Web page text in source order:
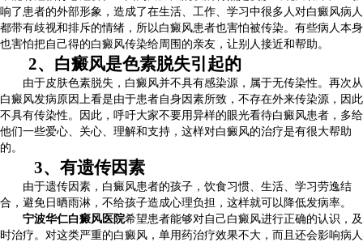
响了患者的外部形象，造成了在生活、工作、学习中很多人对白癜风病人
都带有歧视和排斥的情绪，所以白癜风患者也害怕被传染。有些病人本身
也害怕把自己得的白癜风传染给周围的亲友，让别人接近和帮助。
2、白癜风是色素脱失引起的
由于皮肤色素脱失，白癜风并不具有感染源，属于无传染性。再次从
白癜风发病原因上看是由于患者自身因素所致，不存在外来传染源，因此
不具有传染性。因此，呼吁大家不要用异样的眼光看待白癜风患者，多给
他们一些爱心、关心、理解和支持，这样对白癜风的治疗是有很大帮助
的。
3、有遗传因素
由于遗传因素，白癜风患者的孩子，饮食习惯、生活、学习劳逸结
合，避免日晒雨淋，不给孩子造成心理负担，这样就可以降低发病率。
宁波华仁白癜风医院希望患者能够对自己白癜风进行正确的认识，及
时治疗。对这类严重的白癜风，单用药治疗效果不大，而且还会影响病人